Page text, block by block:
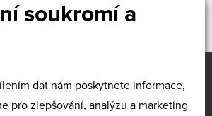
soukromí a
dat nám poskytnete informace,
pro zlepšování, analýzu a marketing
O NÁS
KURZY
NA MÍRU